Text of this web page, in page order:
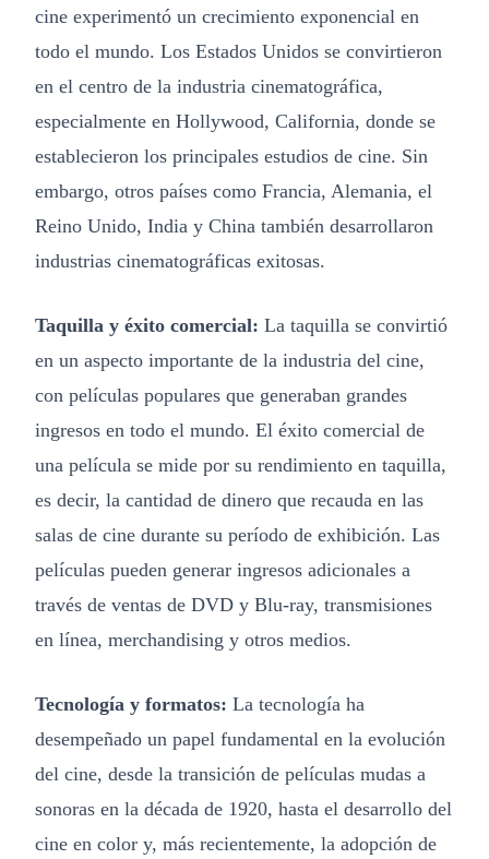
cine experimentó un crecimiento exponencial en
todo el mundo. Los Estados Unidos se convirtieron
en el centro de la industria cinematográfica,
especialmente en Hollywood, California, donde se
establecieron los principales estudios de cine. Sin
embargo, otros países como Francia, Alemania, el
Reino Unido, India y China también desarrollaron
industrias cinematográficas exitosas.
Taquilla y éxito comercial: La taquilla se convirtió
en un aspecto importante de la industria del cine,
con películas populares que generaban grandes
ingresos en todo el mundo. El éxito comercial de
una película se mide por su rendimiento en taquilla,
es decir, la cantidad de dinero que recauda en las
salas de cine durante su período de exhibición. Las
películas pueden generar ingresos adicionales a
través de ventas de DVD y Blu-ray, transmisiones
en línea, merchandising y otros medios.
Tecnología y formatos: La tecnología ha
desempeñado un papel fundamental en la evolución
del cine, desde la transición de películas mudas a
sonoras en la década de 1920, hasta el desarrollo del
cine en color y, más recientemente, la adopción de